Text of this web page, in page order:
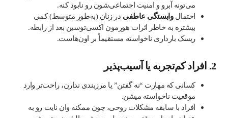
می‌تونه آبرو و امنیت اجتماعی‌شون رو نابود کنه.
احتمالوابستگی عاطفی در زنان (به‌طور متوسط) کمی
بیشتره به خاطر اثرات هورمون اکسی‌توسین بعد از رابطه.
ریسک بارداری ناخواسته مستقیماً بر اون‌هاست.
2. افراد کم‌تجربه یا آسیب‌پذیر
کسانی که مهارت “نه گفتن” یا مرزبندی ندارن، راحت‌تر وارد
موقعیت ناخواسته میشن.
افراد با سابقه مشکلات روحی، چون ممکنه وان نایت رو به